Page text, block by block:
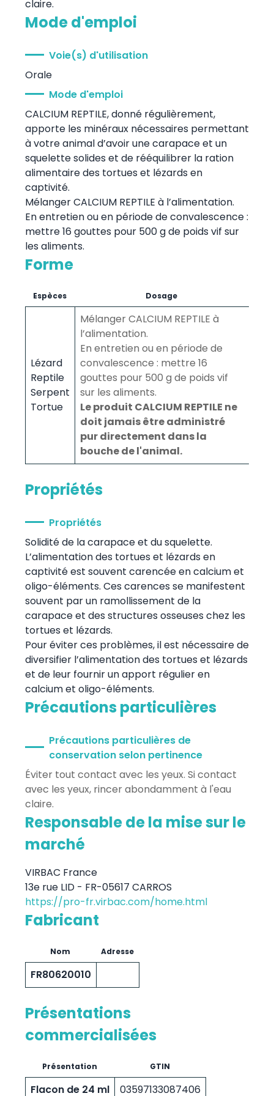
claire.
Mode d'emploi
Voie(s) d'utilisation
Orale
Mode d'emploi
CALCIUM REPTILE, donné régulièrement,
apporte les minéraux nécessaires permettant
à votre animal d’avoir une carapace et un
squelette solides et de rééquilibrer la ration
alimentaire des tortues et lézards en
captivité.
Mélanger CALCIUM REPTILE à l’alimentation.
En entretien ou en période de convalescence :
mettre 16 gouttes pour 500 g de poids vif sur
les aliments.
Forme
Espèces Dosage
Lézard
Reptile
Serpent
Tortue
Mélanger CALCIUM REPTILE à
l’alimentation.
En entretien ou en période de
convalescence : mettre 16
gouttes pour 500 g de poids vif
sur les aliments.
Le produit CALCIUM REPTILE ne
doit jamais être administré
pur directement dans la
bouche de l'animal.
Propriétés
Propriétés
Solidité de la carapace et du squelette.
L’alimentation des tortues et lézards en
captivité est souvent carencée en calcium et
oligo-éléments. Ces carences se manifestent
souvent par un ramollissement de la
carapace et des structures osseuses chez les
tortues et lézards.
Pour éviter ces problèmes, il est nécessaire de
diversifier l’alimentation des tortues et lézards
et de leur fournir un apport régulier en
calcium et oligo-éléments.
Précautions particulières
Précautions particulières de
conservation selon pertinence
Éviter tout contact avec les yeux. Si contact
avec les yeux, rincer abondamment à l'eau
claire.
Responsable de la mise sur le
marché
VIRBAC France
13e rue LID - FR-05617 CARROS
https://pro-fr.virbac.com/home.html
Fabricant
Nom Adresse
FR80620010
Présentations
commercialisées
Présentation GTIN
Flacon de 24 ml 03597133087406